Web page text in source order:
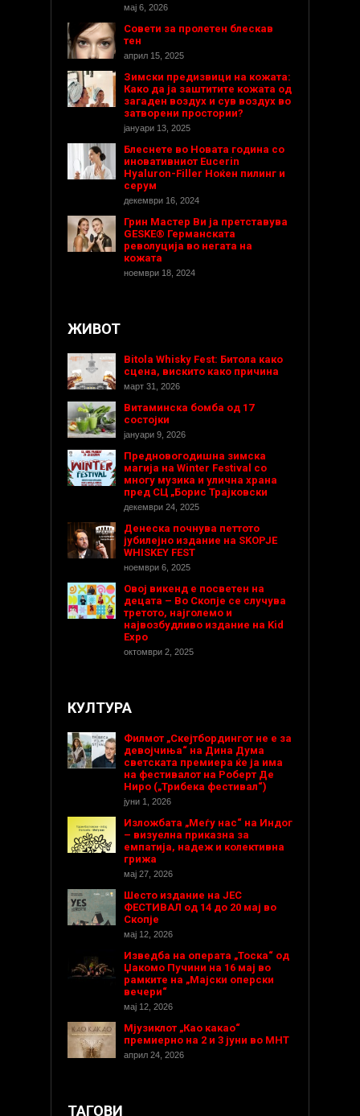
мај 6, 2026
Совети за пролетен блескав
тен
април 15, 2025
Зимски предизвици на кожата:
Како да ја заштитите кожата од
загаден воздух и сув воздух во
затворени простории?
јануари 13, 2025
Блеснете во Новата година со
иновативниот Eucerin
Hyaluron-Filler Ноќен пилинг и
серум
декември 16, 2024
Грин Мастер Ви ја претставува
GESKE® Германската
револуција во негата на
кожата
ноември 18, 2024
ЖИВОТ
Bitola Whisky Fest: Битола како
сцена, вискито како причина
март 31, 2026
Витаминска бомба од 17
состојки
јануари 9, 2026
Предновогодишнa зимска
магија на Winter Festival со
многу музика и улична храна
пред СЦ „Борис Трајковски
декември 24, 2025
Денеска почнува петтото
јубилејно издание на SKOPJE
WHISKEY FEST
ноември 6, 2025
Овој викенд е посветен на
децата – Во Скопје се случува
третото, најголемо и
највозбудливо издание на Kid
Expo
октомври 2, 2025
КУЛТУРА
Филмот „Скејтбордингот не е за
девојчиња“ на Дина Дума
светската премиера ќе ја има
на фестивалот на Роберт Де
Ниро („Трибека фестивал“)
јуни 1, 2026
Изложбата „Меѓу нас“ на Индог
– визуелна приказна за
емпатија, надеж и колективна
грижа
мај 27, 2026
Шесто издание на ЈЕС
ФЕСТИВАЛ од 14 до 20 мај во
Скопје
мај 12, 2026
Изведба на операта „Тоска“ од
Џакомо Пучини на 16 мај во
рамките на „Мајски оперски
вечери“
мај 12, 2026
Мјузиклот „Као какао“
премиерно на 2 и 3 јуни во МНТ
април 24, 2026
ТАГОВИ